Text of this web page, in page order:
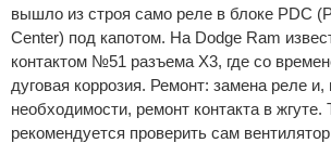
вышло из строя само реле в блоке PDC
Center) под капотом. На Dodge Ram
контактом №51 разъема X3, где со
дуговая коррозия. Ремонт: замена реле и,
необходимости, ремонт контакта в жгуте.
рекомендуется проверить сам